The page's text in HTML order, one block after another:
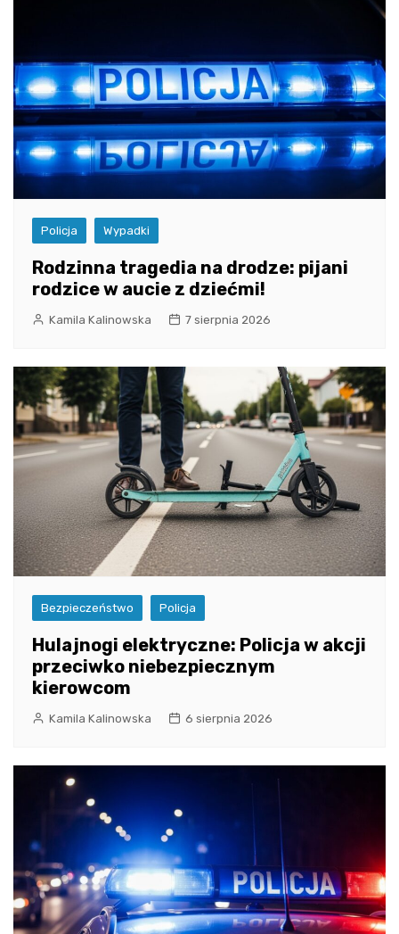
Policja Wypadki
Rodzinna tragedia na drodze: pijani
rodzice w aucie z dziećmi!
Kamila Kalinowska 7 sierpnia 2026
Bezpieczeństwo Policja
Hulajnogi elektryczne: Policja w akcji
przeciwko niebezpiecznym
kierowcom
Kamila Kalinowska 6 sierpnia 2026